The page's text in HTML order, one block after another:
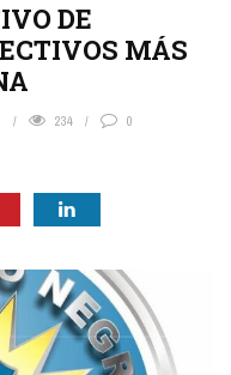
DE
MÁS
234 0